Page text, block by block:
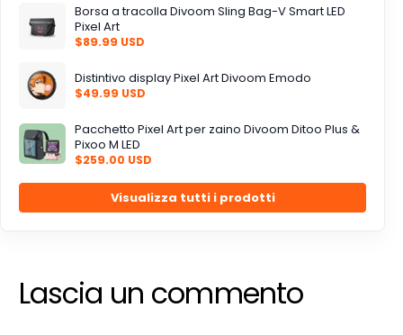
Borsa a tracolla Divoom Sling Bag-V Smart LED
Pixel Art
$89.99 USD
Distintivo display Pixel Art Divoom Emodo
$49.99 USD
Pacchetto Pixel Art per zaino Divoom Ditoo Plus &
Pixoo M LED
$259.00 USD
Visualizza tutti i prodotti
Lascia un commento